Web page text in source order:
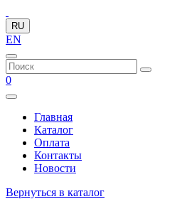
RU
EN
0
Главная
Каталог
Оплата
Контакты
Новости
Вернуться в каталог